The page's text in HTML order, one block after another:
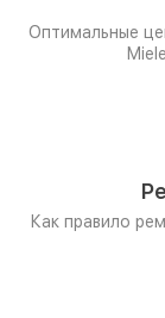
Оптимальные
Как правило